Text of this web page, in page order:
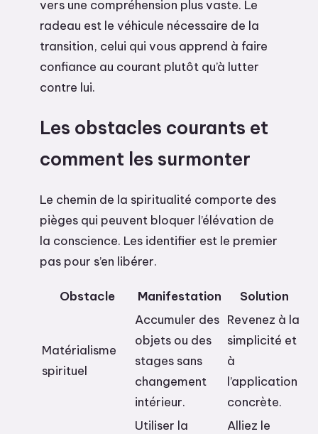
vers une compréhension plus vaste. Le
radeau est le véhicule nécessaire de la
transition, celui qui vous apprend à faire
confiance au courant plutôt qu’à lutter
contre lui.
Les obstacles courants et
comment les surmonter
Le chemin de la spiritualité comporte des
pièges qui peuvent bloquer l’élévation de
la conscience. Les identifier est le premier
pas pour s’en libérer.
Obstacle Manifestation Solution
Matérialisme
spirituel
Accumuler des
objets ou des
stages sans
changement
intérieur.
Revenez à la
simplicité et
à
l’application
concrète.
Utiliser la
Alliez le